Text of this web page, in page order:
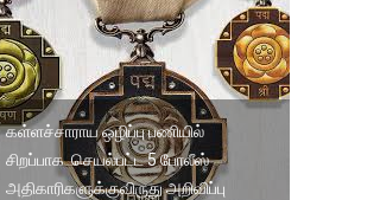
கள்ளச்சாராய ஒழிப்பு பணியில்
சிறப்பாக செயல்பட்ட 5 போலீஸ்
அதிகாரிகளுக்குவிருது அறிவிப்பு